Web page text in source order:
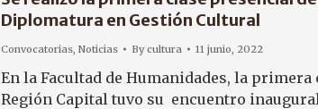
Diplomatura en Gestión Cultural
Convocatorias, Noticias Bycultura 11 junio, 2022
En la Facultad de Humanidades, la primera
Región Capital tuvo su encuentro